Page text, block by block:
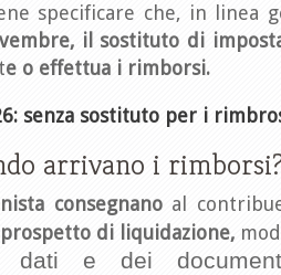
specificare che, in linea
il sostituto di
e o effettua i rimborsi.
senza sostituto per i
arrivano i
consegnano al
prospetto di liquidazione,
e dei